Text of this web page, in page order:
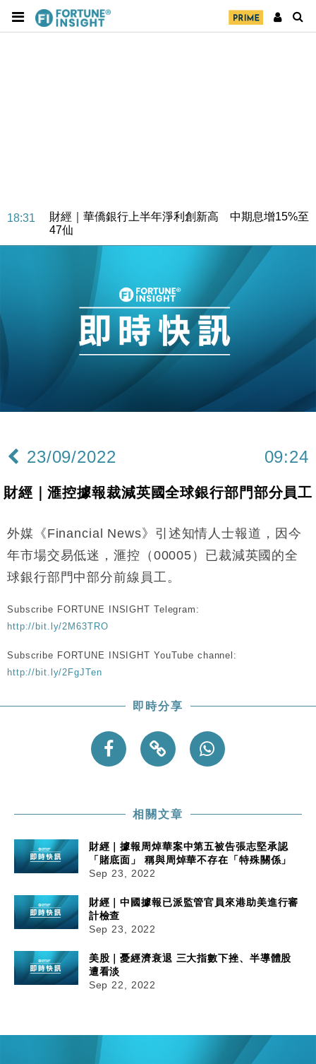
18:31
財經｜華僑銀行上半年淨利創新高 中期息增15%至
47仙
財經｜滙豐上調香港今年GDP預測至4.5% 看好貿易
及消費表現
本地｜假冒內地執法人員要求交「保證金」 43歲女子
損失近6900萬元
財經｜日經失守6.5萬點後回穩 全周仍升近2%
15:47
財經｜恒隆10月換帥 玩具「反」斗城亞洲CEO蔡德
財經｜韓股反覆波動收跌 連挫7周創逾3年最長跌勢
12:44
財經｜日本春季三度入市撐日圓 4月單日斥6.28萬億
11:12
國際｜特朗普料美伊戰事快結束 承認部分彈藥庫存緊
15:59
財經｜SA售股自救後再出手 斥4億美元押注未上市公
司
18:31
財經｜華僑銀行上半年淨利創新高 中期息增15%至
47仙
17:33
財經｜滙豐上調香港今年GDP預測至4.5% 看好貿易
損失近6900萬元
16:05
財經｜日經失守6.5萬點後回穩 全周仍升近2%
財經｜恒隆10月換帥 玩具「反」斗城亞洲CEO蔡德
財經｜韓股反覆波動收跌 連挫7周創逾3年最長跌勢
12:44
財經｜日本春季三度入市撐日圓 4月單日斥6.28萬億
11:12
國際｜特朗普料美伊戰事快結束 承認部分彈藥庫存緊
張
司
23/09/2022 09:24
財經｜滙控據報裁減英國全球銀行部門部分員工
外媒《Financial News》引述知情人士報道，因今
年市場交易低迷，滙控（00005）已裁減英國的全
球銀行部門中部分前線員工。
Subscribe FORTUNE INSIGHT Telegram:
http://bit.ly/2M63TRO
Subscribe FORTUNE INSIGHT YouTube channel:
http://bit.ly/2FgJTen
即時分享
相關文章
財經｜據報周焯華案中第五被告張志堅承認
「賭底面」 稱與周焯華不存在「特殊關係」
Sep 23, 2022
財經｜中國據報已派監管官員來港助美進行審
計檢查
Sep 23, 2022
美股｜憂經濟衰退 三大指數下挫、半導體股
遭看淡
Sep 22, 2022